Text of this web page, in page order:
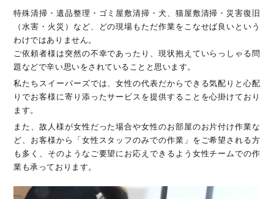
特殊清掃・遺品整理・ゴミ屋敷清掃・犬、猫屋敷清掃・災害復旧
（水害・火災）など、どの現場もただ作業をこなせば良いという
わけではありません。
ご依頼者様は突然の不幸であったり、現状抱えていらっしゃる問
題などで辛い思いをされていることと思います。
私たちスイーパーズでは、女性の代表だからできる気配りと心配
りでお客様に寄り添ったサービスを提供することを心掛けており
ます。
また、故人様が女性だった場合や女性のお部屋のお片付け作業な
ど、お客様から「女性スタッフのみでの作業」をご希望される方
も多く、そのようなご要望にお応えできるよう女性チームでの作
業も承っております。